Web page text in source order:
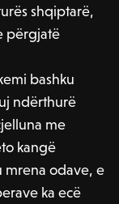
shqiptarë,
përgjatë
bashku
ndërthurë
me
kangë
mrena odave, e
ka ecë